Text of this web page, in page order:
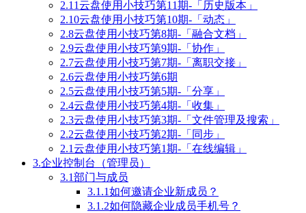
2.11云盘使用小技巧第11期-「历史版本」
2.10云盘使用小技巧第10期-「动态」
2.8云盘使用小技巧第8期-「融合文档」
2.9云盘使用小技巧第9期-「协作」
2.7云盘使用小技巧第7期-「离职交接」
2.6云盘使用小技巧第6期
2.5云盘使用小技巧第5期-「分享」
2.4云盘使用小技巧第4期-「收集」
2.3云盘使用小技巧第3期-「文件管理及搜索」
2.2云盘使用小技巧第2期-「同步」
2.1云盘使用小技巧第1期-「在线编辑」
3.企业控制台（管理员）
3.1部门与成员
3.1.1如何邀请企业新成员？
3.1.2如何隐藏企业成员手机号？